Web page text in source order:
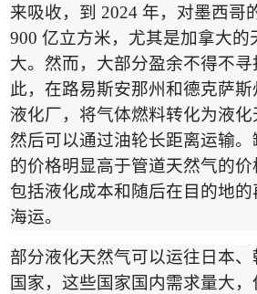
来吸收，到 2024 年，对墨西哥
900 亿立方米，尤其是加拿大的
大。然而，大部分盈余不得不
此，在路易斯安那州和德克萨
液化厂，将气体燃料转化为液化
然后可以通过油轮长距离运输
的价格明显高于管道天然气的
包括液化成本和随后在目的地
海运。
部分液化天然气可以运往日本
国家，这些国家国内需求量大